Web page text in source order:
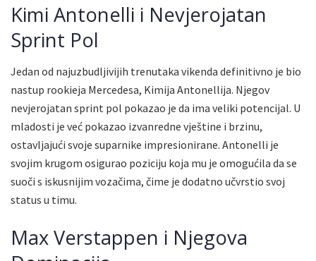
Kimi Antonelli i Nevjerojatan
Sprint Pol
Jedan od najuzbudljivijih trenutaka vikenda definitivno je bio
nastup rookieja Mercedesa, Kimija Antonellija. Njegov
nevjerojatan sprint pol pokazao je da ima veliki potencijal. U
mladosti je već pokazao izvanredne vještine i brzinu,
ostavljajući svoje suparnike impresionirane. Antonelli je
svojim krugom osigurao poziciju koja mu je omogućila da se
suoči s iskusnijim vozačima, čime je dodatno učvrstio svoj
status u timu.
Max Verstappen i Njegova